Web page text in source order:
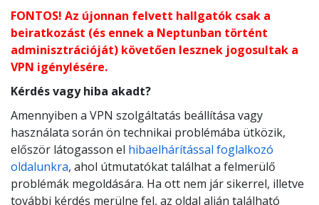
FONTOS! Az újonnan felvett hallgatók csak a
beiratkozást (és ennek a Neptunban történt
adminisztrációját) követően lesznek jogosultak a
VPN igénylésére.
Kérdés vagy hiba akadt?
Amennyiben a VPN szolgáltatás beállítása vagy
használata során ön technikai problémába ütközik,
először látogasson el hibaelhárítással foglalkozó
oldalunkra, ahol útmutatókat találhat a felmerülő
problémák megoldására. Ha ott nem jár sikerrel, illetve
további kérdés merülne fel, az oldal alján található